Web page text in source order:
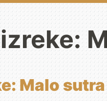
Malo